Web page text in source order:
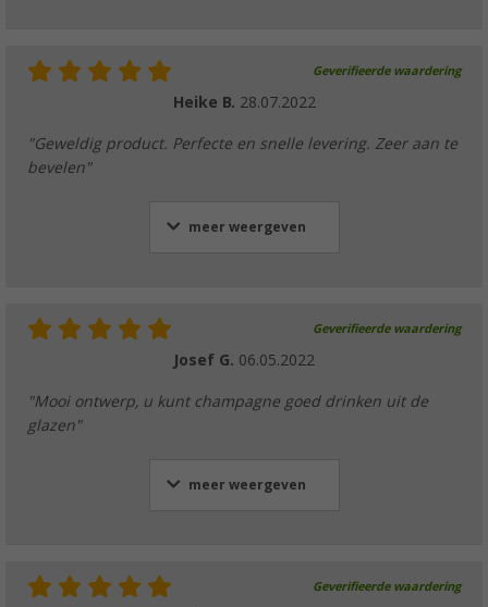
Geverifieerde waardering
Heike B. 28.07.2022
"Geweldig product. Perfecte en snelle levering. Zeer aan te
bevelen"
meer weergeven
Geverifieerde waardering
Josef G. 06.05.2022
"Mooi ontwerp, u kunt champagne goed drinken uit de
glazen"
meer weergeven
Geverifieerde waardering